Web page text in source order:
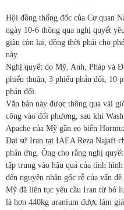
Hội đồng thống đốc của Cơ quan
ngày 10-6 thông qua nghị quyết
giàu còn lại, đồng thời phải cho
này.
Nghị quyết do Mỹ, Anh, Pháp và
phiếu thuận, 3 phiếu phản đối, 10
phản đối.
Văn bản này được thông qua vài
công vào đối phương, sau khi
Apache của Mỹ gần eo biển
Đại sứ Iran tại IAEA Reza Najafi
phản ứng. Ông cho rằng nghị
tập trung vào hậu quả của tình
đến nguyên nhân gốc rễ của vấn đề.
Mỹ đã liên tục yêu cầu Iran từ bỏ
là hơn 440kg uranium được làm